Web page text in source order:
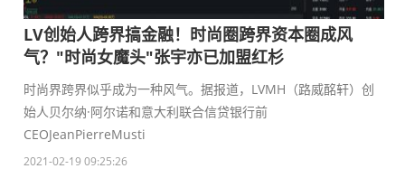
LV创始人跨界搞金融！时尚圈跨界资本圈成风
气？"时尚女魔头"张宇亦已加盟红杉
时尚界跨界似乎成为一种风气。据报道，LVMH（路威酩轩）创
始人贝尔纳·阿尔诺和意大利联合信贷银行前
CEOJeanPierreMusti
2021-02-19 09:25:26